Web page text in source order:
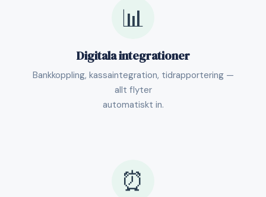
📊
Digitala integrationer
Bankkoppling, kassaintegration, tidrapportering —
allt flyter
automatiskt in.
⏰